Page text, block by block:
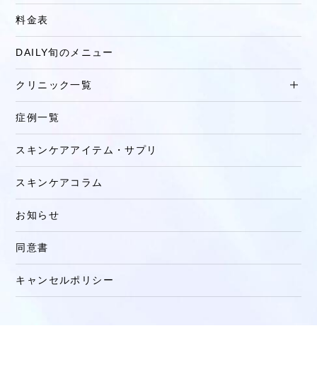
料金表
DAILY旬のメニュー
クリニック一覧
症例一覧
スキンケアアイテム・サプリ
スキンケアコラム
お知らせ
同意書
キャンセルポリシー